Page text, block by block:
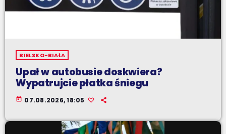
BIELSKO-BIAŁA
Upał w autobusie doskwiera?
Wypatrujcie płatka śniegu
today 07.08.2026, 18:05